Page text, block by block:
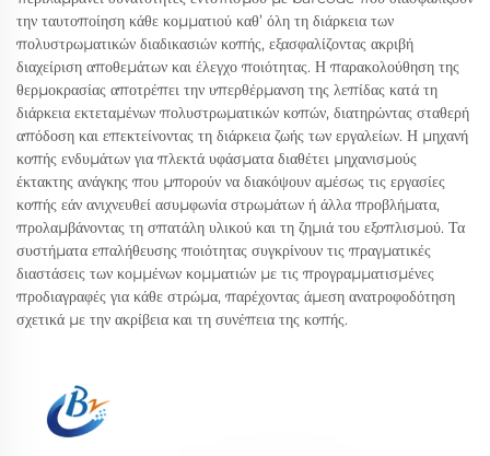
την ταυτοποίηση κάθε κομματιού καθ’ όλη τη διάρκεια των
πολυστρωματικών διαδικασιών κοπής, εξασφαλίζοντας ακριβή
διαχείριση αποθεμάτων και έλεγχο ποιότητας. Η παρακολούθηση της
θερμοκρασίας αποτρέπει την υπερθέρμανση της λεπίδας κατά τη
διάρκεια εκτεταμένων πολυστρωματικών κοπών, διατηρώντας σταθερή
απόδοση και επεκτείνοντας τη διάρκεια ζωής των εργαλείων. Η μηχανή
κοπής ενδυμάτων για πλεκτά υφάσματα διαθέτει μηχανισμούς
έκτακτης ανάγκης που μπορούν να διακόψουν αμέσως τις εργασίες
κοπής εάν ανιχνευθεί ασυμφωνία στρωμάτων ή άλλα προβλήματα,
προλαμβάνοντας τη σπατάλη υλικού και τη ζημιά του εξοπλισμού. Τα
συστήματα επαλήθευσης ποιότητας συγκρίνουν τις πραγματικές
διαστάσεις των κομμένων κομματιών με τις προγραμματισμένες
προδιαγραφές για κάθε στρώμα, παρέχοντας άμεση ανατροφοδότηση
σχετικά με την ακρίβεια και τη συνέπεια της κοπής.